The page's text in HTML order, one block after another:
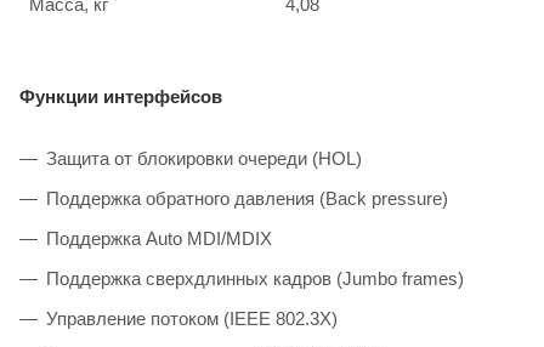
Масса, кг 4,08
Функции интерфейсов
Защита от блокировки очереди (HOL)
Поддержка обратного давления (Back pressure)
Поддержка Auto MDI/MDIX
Поддержка сверхдлинных кадров (Jumbo frames)
Управление потоком (IEEE 802.3X)